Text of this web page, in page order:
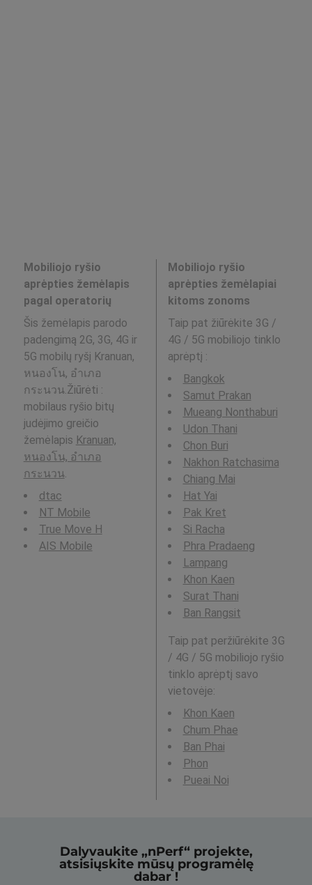
Mobiliojo ryšio
aprėpties žemėlapis
pagal operatorių
Šis žemėlapis parodo
padengimą 2G, 3G, 4G ir
5G mobilų ryšį Kranuan,
หนองโน, อำเภอ
กระนวน.Žiūrėti :
mobilaus ryšio bitų
judėjimo greičio
žemėlapis Kranuan,
หนองโน, อำเภอ
กระนวน
dtac
NT Mobile
True Move H
AIS Mobile
Mobiliojo ryšio
aprėpties žemėlapiai
kitoms zonoms
Taip pat žiūrėkite 3G /
4G / 5G mobiliojo tinklo
aprėptį :
Bangkok
Samut Prakan
Mueang Nonthaburi
Udon Thani
Chon Buri
Nakhon Ratchasima
Chiang Mai
Hat Yai
Pak Kret
Si Racha
Phra Pradaeng
Lampang
Khon Kaen
Surat Thani
Ban Rangsit
Taip pat peržiūrėkite 3G
/ 4G / 5G mobiliojo ryšio
tinklo aprėptį savo
vietovėje:
Khon Kaen
Chum Phae
Ban Phai
Phon
Pueai Noi
Dalyvaukite „nPerf“ projekte,
atsisiųskite mūsų programėlę
dabar !